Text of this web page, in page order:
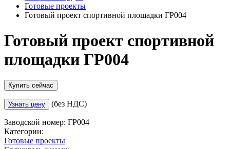
Готовые проекты
Готовый проект спортивной площадки ГР004
Готовый проект спортивной
площадки ГР004
Купить сейчас
Узнать цену (без НДС)
Заводской номер: ГР004
Категории:
Готовые проекты